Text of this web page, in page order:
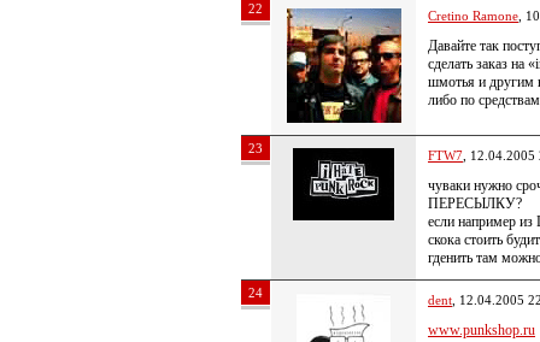
22 Cretino Ramone ,
Давайте так
сделать заказ на
шмотья и другим
либо по
23 FTW7 ,
чуваки нужно
ПЕРЕСЫЛКУ?
если например
скока стоить
гденить там
24 dent , 12.04.2005
www.punkshop.ru